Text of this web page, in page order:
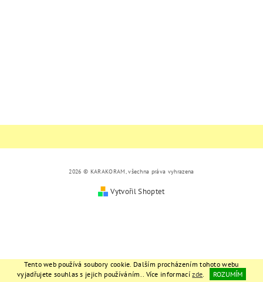
2026 © KARAKORAM, všechna práva vyhrazena
Vytvořil Shoptet
Tento web používá soubory cookie. Dalším procházením tohoto webu
vyjadřujete souhlas s jejich používáním.. Více informacízde. ROZUMÍM